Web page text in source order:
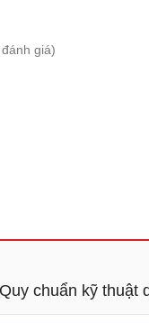
giá)
chuẩn kỹ thuật